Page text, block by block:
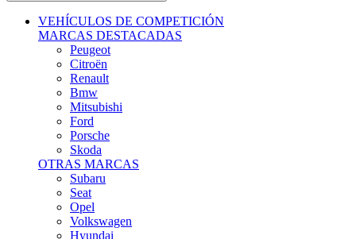
VEHÍCULOS DE COMPETICIÓN
MARCAS DESTACADAS
Peugeot
Citroën
Renault
Bmw
Mitsubishi
Ford
Porsche
Skoda
OTRAS MARCAS
Subaru
Seat
Opel
Volkswagen
Hyundai